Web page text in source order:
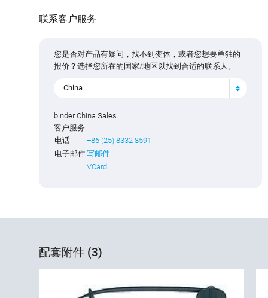
联系客户服务
您是否对产品有疑问，找不到变体，或者您想要单独的
报价？选择您所在的国家/地区以找到合适的联系人。
China
binder China Sales
客户服务
电话
+86 (25) 8332 8591
电子邮件写邮件
VCard
配套附件 (3)